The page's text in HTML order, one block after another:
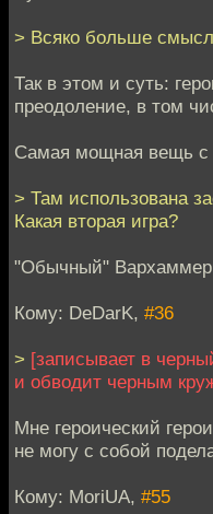
> Всяко больше
Так в этом и суть:
преодоление, в том
Самая мощная вещь с
> Там использована
Какая вторая игра?
"Обычный" Вархаммер
Кому: DeDarK, #36
> [записывает в
и обводит черным
Мне героический
не могу с собой
Кому: MoriUA, #55